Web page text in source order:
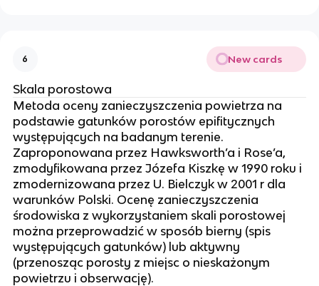
6 New cards
Skala porostowa
Metoda oceny zanieczyszczenia powietrza na
podstawie gatunków porostów epifitycznych
występujących na badanym terenie.
Zaproponowana przez Hawksworth’a i Rose’a,
zmodyfikowana przez Józefa Kiszkę w 1990 roku i
zmodernizowana przez U. Bielczyk w 2001 r dla
warunków Polski. Ocenę zanieczyszczenia
środowiska z wykorzystaniem skali porostowej
można przeprowadzić w sposób bierny (spis
występujących gatunków) lub aktywny
(przenosząc porosty z miejsc o nieskażonym
powietrzu i obserwację).